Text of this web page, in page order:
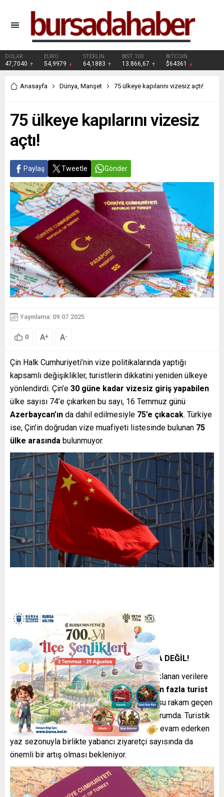
DOLAR
47,7040
EURO
54,9979
STERLİN
64,1883
BIST 100
13.866,67
BITCOIN
$64361
Anasayfa Dünya, Manşet 75 ülkeye kapılarını vizesiz açtı!
75 ülkeye kapılarını vizesiz
açtı!
Paylaş Tweetle Gönder
Yayınlama: 09.07.2025
0 A+ A-
Çin Halk Cumhuriyeti’nin vize politikalarında yaptığı
kapsamlı değişiklikler, turistlerin dikkatini yeniden ülkeye
yönlendirdi. Çin’e 30 güne kadar vizesiz giriş yapabilen
ülke sayısı 74’e çıkarken bu sayı, 16 Temmuz günü
Azerbaycan’ın da dahil edilmesiyle 75’e çıkacak. Türkiye
ise, Çin’in doğrudan vize muafiyeti listesinde bulunan 75
ülke arasında bulunmuyor.
LİSTE GENİŞLEDİ, TÜRKİYE ARALARINDA DEĞİL!
Çin Ulusal Göçmenlik İdaresi tarafından açıklanan verilere
göre, 2024 yılının ilk yarısında20 milyondan fazla turist
Çin’e vizesiz olarak giriş yaptı. Söz konusu rakam geçen
yılın aynı dönemine kıyasla iki kat artmış durumda. Turistik
bölgelerde hala yerli turistlerin yoğunluğu devam ederken
yaz sezonuyla birlikte yabancı ziyaretçi sayısında da
önemli bir artış olması bekleniyor.